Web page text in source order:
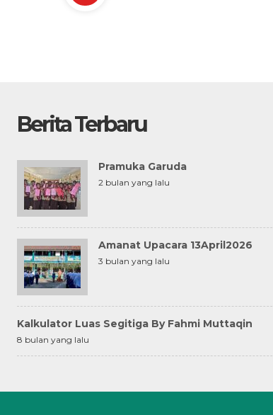
Berita Terbaru
Pramuka Garuda
2 bulan yang lalu
Amanat Upacara 13April2026
3 bulan yang lalu
Kalkulator Luas Segitiga By Fahmi Muttaqin
8 bulan yang lalu